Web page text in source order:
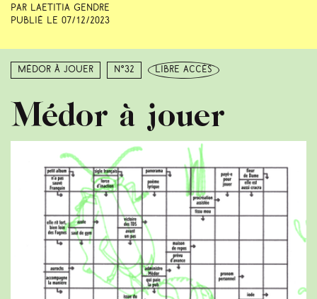
Par Laetitia Gendre
Publié le 07/12/2023
Médor à jouer N°32 libre accès
Médor à jouer